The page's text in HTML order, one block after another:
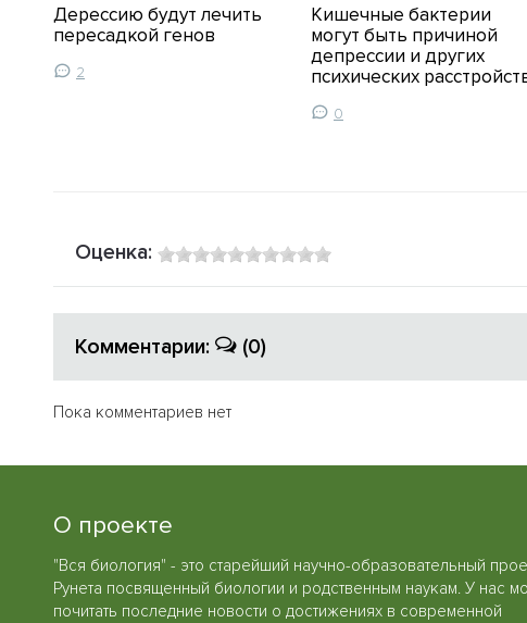
Дерессию будут лечить
пересадкой генов
2
Кишечные бактерии
могут быть причиной
депрессии и других
психических
0
Оценка:
Комментарии: (0)
Пока комментариев нет
О проекте
"Вся биология" - это старейший научно-образовательный
Рунета посвященный биологии и родственным наукам. У нас
почитать последние новости о достижениях в современной